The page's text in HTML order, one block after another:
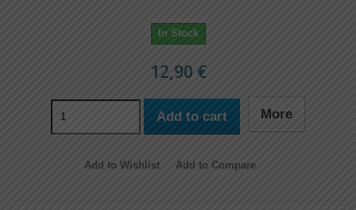
In Stock
12,90 €
Add to cart More
Add to Wishlist Add to Compare